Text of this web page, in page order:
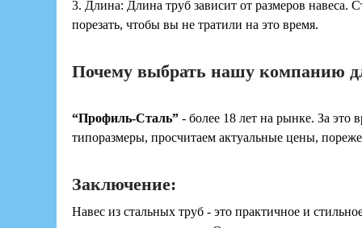
3. Длина: Длина труб зависит от размеров навеса.
порезать, чтобы вы не тратили на это время.
Почему выбрать нашу компанию
“Профиль-Сталь” - более 18 лет на рынке. За это
типоразмеры, просчитаем актуальные цены,
Заключение:
Навес из стальных труб - это практичное и